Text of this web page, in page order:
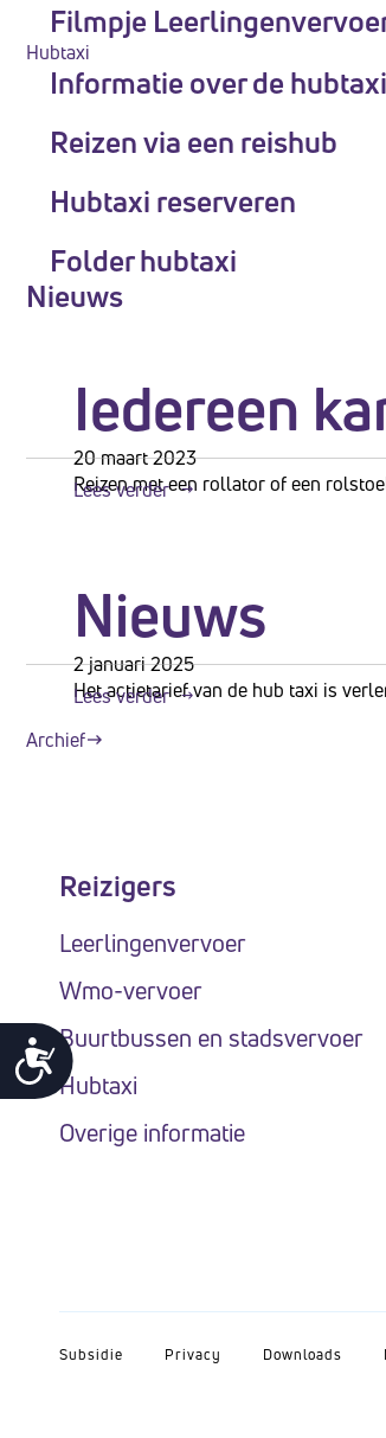
een
schermlezer
Control-
om
openen.
Toegankelijkheid
Filmpje
Hubtaxi
Informatie over de hubtaxi
Reizen via een reishub
Hubtaxi reserveren
Folder hubtaxi
Nieuws
Iedereen
20 maart 2023
Reizen met een rollator of een
Lees verder
Nieuws
2 januari 2025
Het actietarief van de hub taxi is
Lees verder
Archief
Reizigers
Leerlingenvervoer
Wmo-vervoer
Buurtbussen en stadsvervoer
Hubtaxi
Overige informatie
Subsidie Privacy Downloads